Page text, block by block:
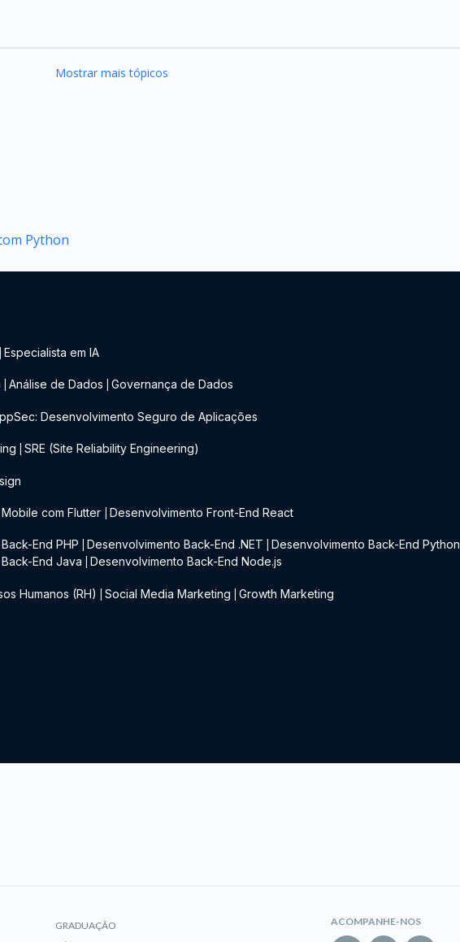
Mostrar mais tópicos
Python
Especialista em IA
Análise de Dados Governança de Dados
Desenvolvimento Seguro de Aplicações
SRE (Site Reliability Engineering)
com Flutter Desenvolvimento Front-End React
End PHP Desenvolvimento Back-End .NET Desenvolvimento Back-End Python
End Java Desenvolvimento Back-End Node.js
Humanos (RH) Social Media Marketing Growth Marketing
GRADUAÇÃO
ACOMPANHE-NOS